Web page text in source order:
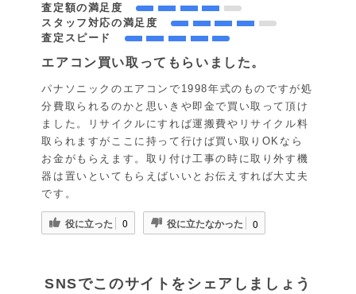
査定額の満足度
スタッフ対応の満足度
査定スピード
エアコン買い取ってもらいました。
パナソニックのエアコンで1998年式のものですが処
分費取られるのかと思いきや即金で買い取って頂け
ました。リサイクルにすれば運搬費やリサイクル料
取られますがここに持って行けば買い取りOKなら
お金がもらえます。取り付け工事の時に取り外す機
器は置いといてもらえばいいとお伝えすれば大丈夫
です。
役に立った 0 役に立たなかった 0
SNSでこのサイトをシェアしましょう